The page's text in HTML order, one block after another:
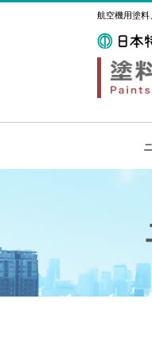
航空機用塗